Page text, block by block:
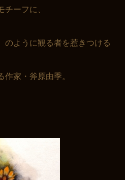
ーフに、
のように観る者を惹きつける
家・斧原由季。